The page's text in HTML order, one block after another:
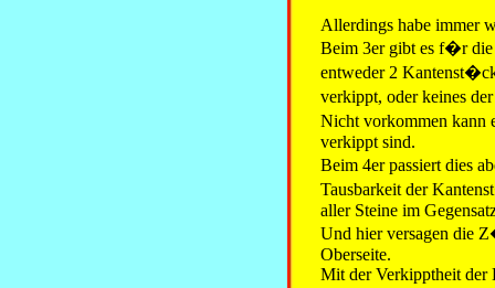
Allerdings habe immer
Beim 3er gibt es f�r
entweder 2
verkippt, oder keines
Nicht vorkommen kann
verkippt sind.
Beim 4er passiert dies
Tausbarkeit der
aller Steine im
Und hier versagen die
Oberseite.
Mit der Verkipptheit der